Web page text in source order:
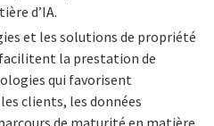
d’IA.
et les solutions de propriété
la prestation de
qui favorisent
clients, les données
de maturité en matière